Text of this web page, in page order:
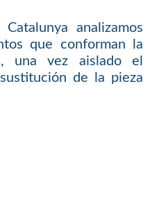
analizamos
que conforman la
una vez aislado el
de la pieza